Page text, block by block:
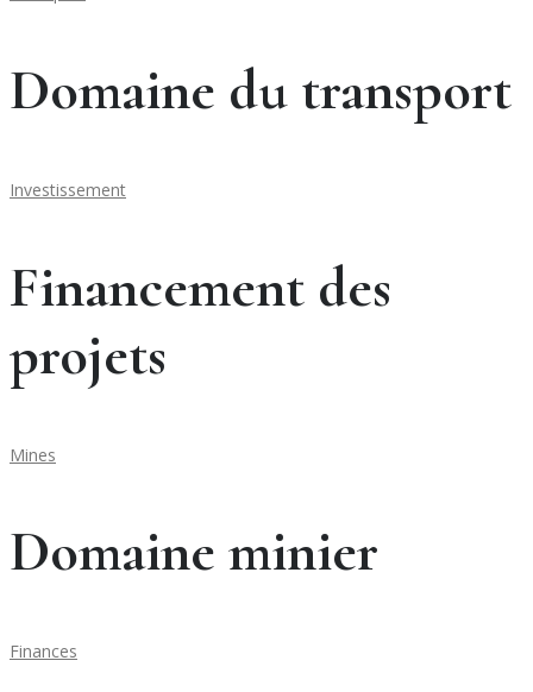
Domaine du transport
Investissement
Financement des
projets
Mines
Domaine minier
Finances